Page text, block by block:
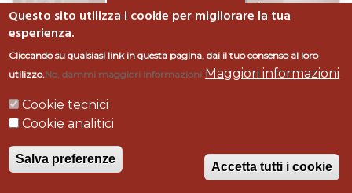
progettazione, realizzazione, arredamento
Grosseto
Questo sito utilizza i cookie per migliorare la tua
esperienza.
Cliccando su qualsiasi link in questa pagina, dai il tuo consenso al loro
utilizzo.No, dammi maggiori informazioni Maggiori informazioni
Cookie tecnici
Cookie analitici
Salva preferenze
Accetta tutti i cookie